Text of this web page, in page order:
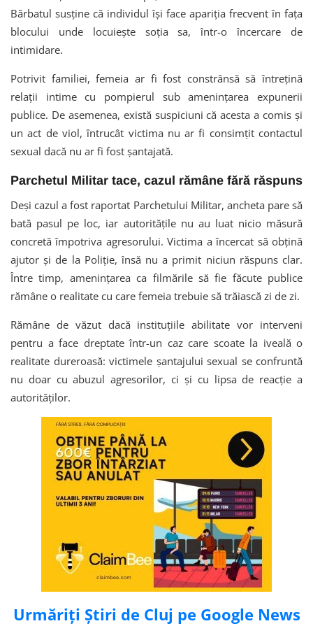
Bărbatul susține că individul își face apariția frecvent în fața
blocului unde locuiește soția sa, într-o încercare de
intimidare.
Potrivit familiei, femeia ar fi fost constrânsă să întrețină
relații intime cu pompierul sub amenințarea expunerii
publice. De asemenea, există suspiciuni că acesta a comis și
un act de viol, întrucât victima nu ar fi consimțit contactul
sexual dacă nu ar fi fost șantajată.
Parchetul Militar tace, cazul rămâne fără răspuns
Deși cazul a fost raportat Parchetului Militar, ancheta pare să
bată pasul pe loc, iar autoritățile nu au luat nicio măsură
concretă împotriva agresorului. Victima a încercat să obțină
ajutor și de la Poliție, însă nu a primit niciun răspuns clar.
Între timp, amenințarea ca filmările să fie făcute publice
rămâne o realitate cu care femeia trebuie să trăiască zi de zi.
Rămâne de văzut dacă instituțiile abilitate vor interveni
pentru a face dreptate într-un caz care scoate la iveală o
realitate dureroasă: victimele șantajului sexual se confruntă
nu doar cu abuzul agresorilor, ci și cu lipsa de reacție a
autorităților.
Urmăriți Știri de Cluj pe Google News